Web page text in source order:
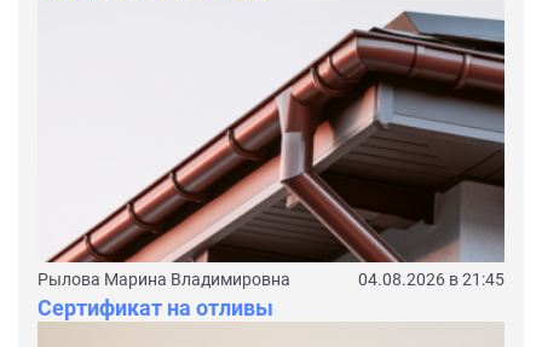
Рылова Марина Владимировна 04.08.2026 в 21:45
Сертификат на отливы